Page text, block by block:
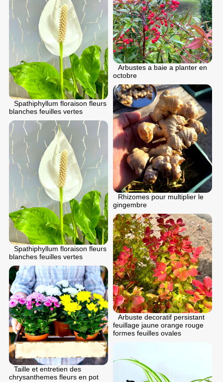
Arbustes a baie a planter en
octobre
Spathiphyllum floraison fleurs
blanches feuilles vertes
Rhizomes pour multiplier le
gingembre
Spathiphyllum floraison fleurs
blanches feuilles vertes
Arbuste decoratif persistant
feuillage jaune orange rouge
formes feuilles ovales
Taille et entretien des
chrysanthemes fleurs en pot